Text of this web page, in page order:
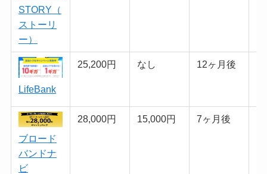
STORY（
ストーリ
ー）
LifeBank
25,200円 なし 12ヶ月後
ブロード
バンドナ
ビ
28,000円 15,000円 7ヶ月後